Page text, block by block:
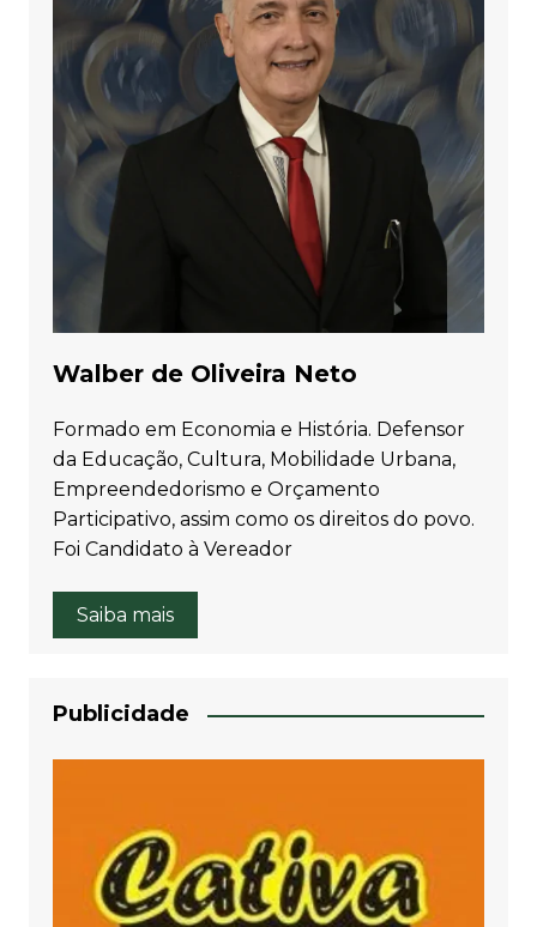
Walber de Oliveira Neto
Formado em Economia e História. Defensor
da Educação, Cultura, Mobilidade Urbana,
Empreendedorismo e Orçamento
Participativo, assim como os direitos do povo.
Foi Candidato à Vereador
Saiba mais
Publicidade